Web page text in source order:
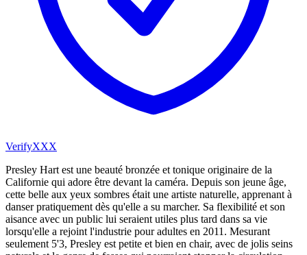
VerifyXXX
Presley Hart est une beauté bronzée et tonique originaire de la
Californie qui adore être devant la caméra. Depuis son jeune âge,
cette belle aux yeux sombres était une artiste naturelle, apprenant à
danser pratiquement dès qu'elle a su marcher. Sa flexibilité et son
aisance avec un public lui seraient utiles plus tard dans sa vie
lorsqu'elle a rejoint l'industrie pour adultes en 2011. Mesurant
seulement 5'3, Presley est petite et bien en chair, avec de jolis seins